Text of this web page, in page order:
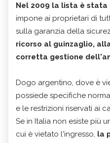
Nel 2009 la lista è
impone ai proprietari di
sulla garanzia della
ricorso al guinzaglio,
corretta gestione
Dogo argentino, dove è
possiede specifiche
e le restrizioni riservati ai
Se in Italia non esiste più
cui è vietato l'ingresso, la